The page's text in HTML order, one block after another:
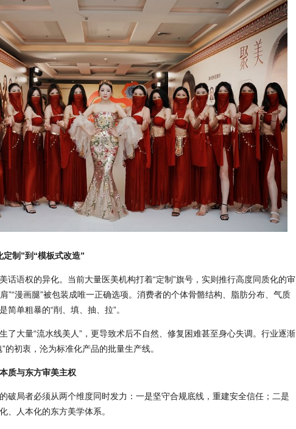
制”到“模板式改造”
话语权的异化。当前大量医美机构打着“定制”旗号，实则推行高度同质化的审
”“漫画腿”被包装成唯一正确选项。消费者的个体骨骼结构、脂肪分布、气质
简单粗暴的“削、填、抽、拉”。
了大量“流水线美人”，更导致术后不自然、修复困难甚至身心失调。行业逐渐
的初衷，沦为标准化产品的批量生产线。
质与东方审美主权
破局者必须从两个维度同时发力：一是坚守合规底线，重建安全信任；二是
、人本化的东方美学体系。